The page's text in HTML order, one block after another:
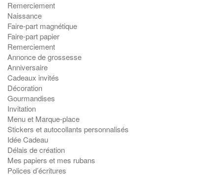
Remerciement
Naissance
Faire-part magnétique
Faire-part papier
Remerciement
Annonce de grossesse
Anniversaire
Cadeaux invités
Décoration
Gourmandises
Invitation
Menu et Marque-place
Stickers et autocollants personnalisés
Idée Cadeau
Délais de création
Mes papiers et mes rubans
Polices d’écritures